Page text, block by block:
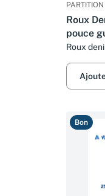
PARTITION
Roux
pouce
cd
Roux
Bon